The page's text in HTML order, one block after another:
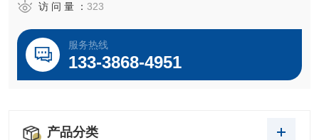
访 问 量 ： 323
服务热线
133-3868-4951
产品分类